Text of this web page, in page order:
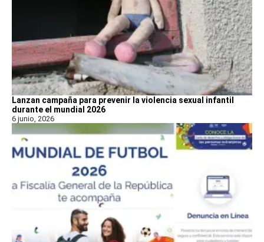
Lanzan campaña para prevenir la violencia sexual infantil
durante el mundial 2026
6 junio, 2026